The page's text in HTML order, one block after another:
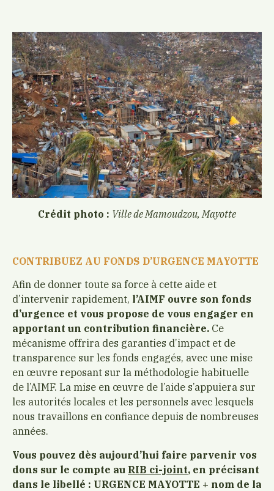
Crédit photo : Ville de Mamoudzou, Mayotte
CONTRIBUEZ AU FONDS D’URGENCE MAYOTTE
Afin de donner toute sa force à cette aide et
d’intervenir rapidement, l’AIMF ouvre son fonds
d’urgence et vous propose de vous engager en
apportant un contribution financière. Ce
mécanisme offrira des garanties d’impact et de
transparence sur les fonds engagés, avec une mise
en œuvre reposant sur la méthodologie habituelle
de l’AIMF. La mise en œuvre de l’aide s’appuiera sur
les autorités locales et les personnels avec lesquels
nous travaillons en confiance depuis de nombreuses
années.
Vous pouvez dès aujourd’hui faire parvenir vos
dons sur le compte au RIB ci-joint, en précisant
dans le libellé : URGENCE MAYOTTE + nom de la